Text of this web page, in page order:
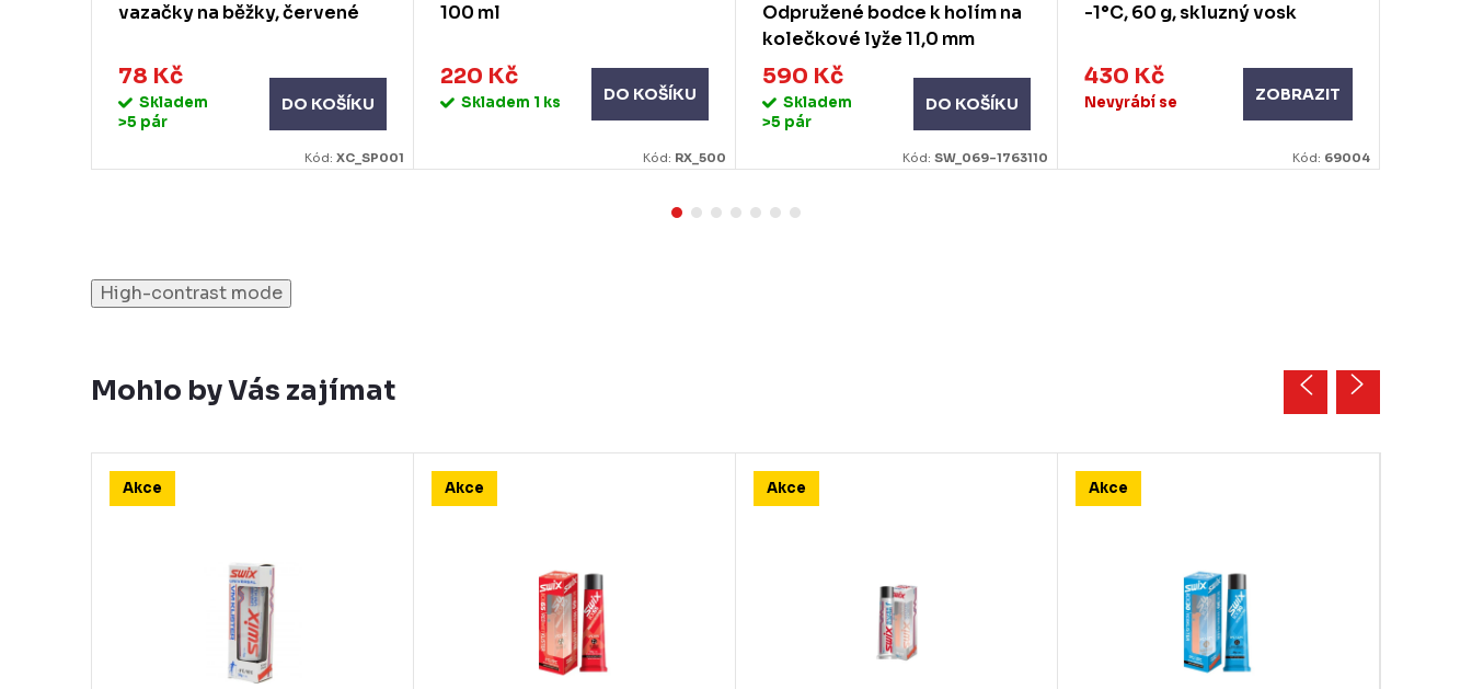
vazačky na běžky, červené
78 Kč
Skladem
>5 pár
DO KOŠÍKU
Kód: XC_SP001
100 ml
220 Kč
Skladem 1 ks DO KOŠÍKU
Kód: RX_500
Odpružené bodce k holím na
kolečkové lyže 11,0 mm
590 Kč
Skladem
>5 pár
DO KOŠÍKU
Kód: SW_069-1763110
-1°C, 60 g, skluzný vosk
430 Kč
Nevyrábí se ZOBRAZIT
Kód: 69004
High-contrast mode
Mohlo by Vás zajímat
Akce Akce Akce Akce